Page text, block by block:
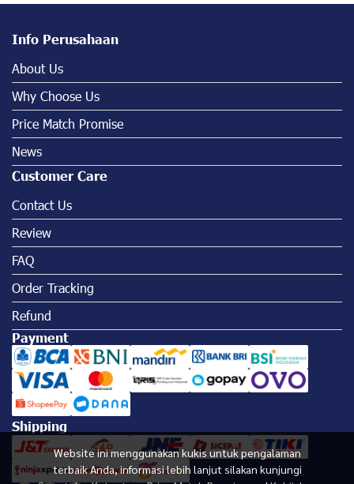
Website ini menggunakan kukis untuk pengalaman
terbaik Anda, informasi lebih lanjut silakan kunjungi
Info Perusahaan
About Us
Why Choose Us
Price Match Promise
News
Customer Care
Contact Us
Review
FAQ
Order Tracking
Refund
Payment
Shipping